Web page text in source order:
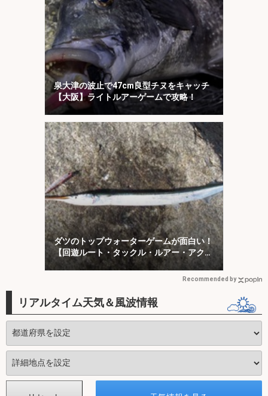
泉大津の波止で47cm良型チヌをキャッチ
【大阪】ライトルアーゲームで攻略！
ダツのトップウォーターゲームが面白い！
【回遊ルート・タックル・ルアー・アクシ
ョンを解説】
Recommended by
リアルタイム天気＆風波情報